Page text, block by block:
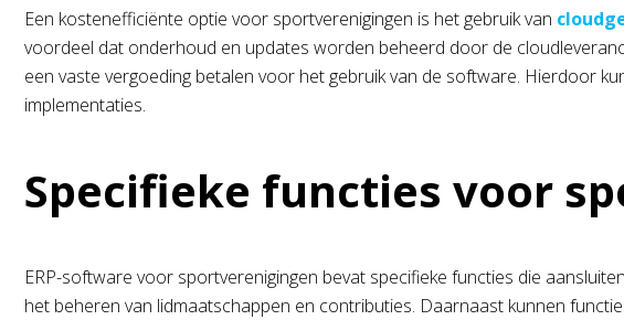
Een kostenefficiënte optie voor sportverenigingen is het gebruik van
voordeel dat onderhoud en updates worden beheerd door de
een vaste vergoeding betalen voor het gebruik van de software. Hierdoor
implementaties.
Specifieke functies voor
ERP-software voor sportverenigingen bevat specifieke functies die
het beheren van lidmaatschappen en contributies. Daarnaast kunnen